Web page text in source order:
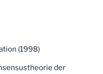
(1998)
der